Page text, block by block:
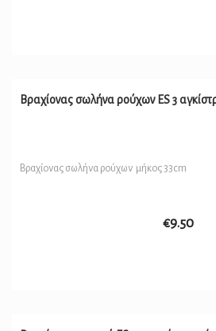
Βραχίονας σωλήνα ρούχων ES 3
Βραχίονας σωλήνα ρούχων μήκος 33cm
€9.50